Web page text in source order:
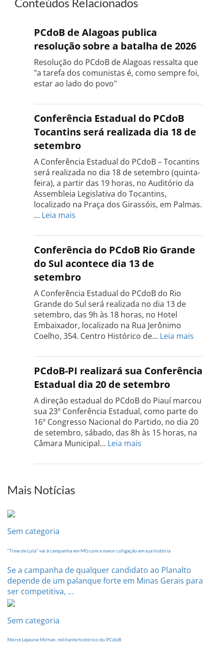
PCdoB de Alagoas publica
resolução sobre a batalha de 2026
Resolução do PCdoB de Alagoas ressalta que
"a tarefa dos comunistas é, como sempre foi,
estar ao lado do povo"
Conferência Estadual do PCdoB
Tocantins será realizada dia 18 de
setembro
A Conferência Estadual do PCdoB – Tocantins
será realizada no dia 18 de setembro (quinta-
feira), a partir das 19 horas, no Auditório da
Assembleia Legislativa do Tocantins,
localizado na Praça dos Girassóis, em Palmas.
… Leia mais
Estadual
do
PCdoB
Tocantins
será
realizada
dia
18
de
setembro
Conferência do PCdoB Rio Grande
do Sul acontece dia 13 de
setembro
A Conferência Estadual do PCdoB do Rio
Grande do Sul será realizada no dia 13 de
setembro, das 9h às 18 horas, no Hotel
Embaixador, localizado na Rua Jerônimo
Coelho, 354. Centro Histórico de… Leia mais
do
PCdoB
Rio
do
Sul
dia
PCdoB-PI realizará sua Conferência
Estadual dia 20 de setembro
A direção estadual do PCdoB do Piauí marcou
sua 23º Conferência Estadual, como parte do
16º Congresso Nacional do Partido, no dia 20
de setembro, sábado, das 8h às 15 horas, na
Câmara Municipal… Leia mais
PI
setembro
Mais Notícias
Sem categoria
“Time de Lula” vai à campanha em MG com a maior coligação em sua história
Se a campanha de qualquer candidato ao Planalto
depende de um palanque forte em Minas Gerais para
ser competitiva, ...
Sem categoria
Morre Lejeune Mirhan, militante histórico do PCdoB